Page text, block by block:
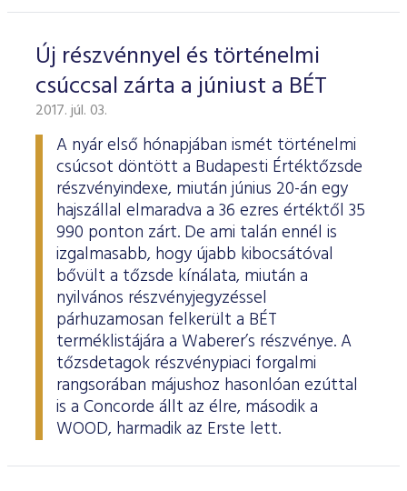
Új részvénnyel és történelmi
csúccsal zárta a júniust a BÉT
2017. júl. 03.
A nyár első hónapjában ismét történelmi
csúcsot döntött a Budapesti Értéktőzsde
részvényindexe, miután június 20-án egy
hajszállal elmaradva a 36 ezres értéktől 35
990 ponton zárt. De ami talán ennél is
izgalmasabb, hogy újabb kibocsátóval
bővült a tőzsde kínálata, miután a
nyilvános részvényjegyzéssel
párhuzamosan felkerült a BÉT
terméklistájára a Waberer’s részvénye. A
tőzsdetagok részvénypiaci forgalmi
rangsorában májushoz hasonlóan ezúttal
is a Concorde állt az élre, második a
WOOD, harmadik az Erste lett.